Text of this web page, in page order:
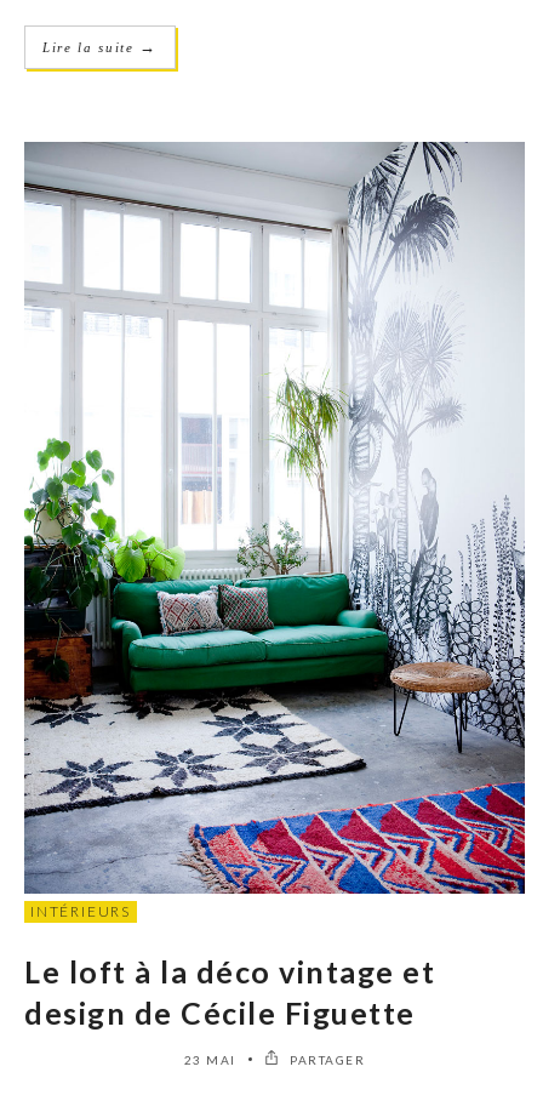
Lire la suite →
INTÉRIEURS
Le loft à la déco vintage et
design de Cécile Figuette
23 MAI PARTAGER